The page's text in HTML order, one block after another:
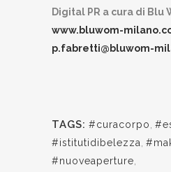
Digital PR a cura di Blu
www.bluwom-
p.fabretti@bluwom-
TAGS: #curacorpo
#istitutidibelezza
#nuoveaperture